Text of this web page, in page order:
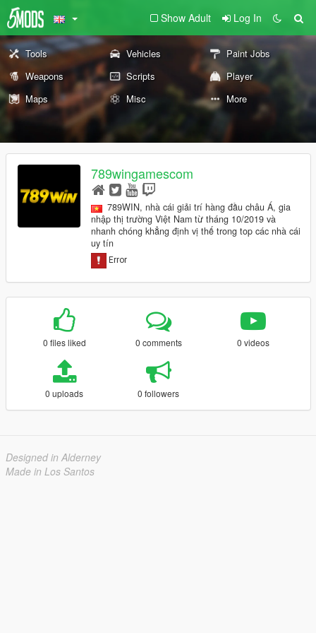
Show Adult Log In
Tools Vehicles
Paint Jobs
Weapons
Scripts
Player
Maps
Misc More
789wingamescom
789WIN, nhà cái giải trí hàng đầu châu Á, gia
nhập thị trường Việt Nam từ tháng 10/2019 và
nhanh chóng khẳng định vị thế trong top các nhà cái
uy tín
0 files liked 0 comments 0 videos
0 uploads 0 followers
Designed in Alderney
Made in Los Santos